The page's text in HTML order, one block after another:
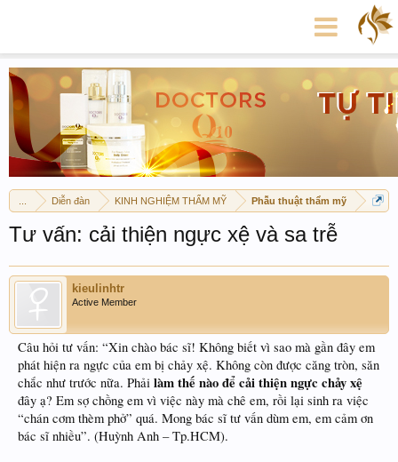
Diễn đàn KINH NGHIỆM THẨM MỸ Phẫu thuật thẩm mỹ
Tư vấn: cải thiện ngực xệ và sa trễ
kieulinhtr
Active Member
Câu hỏi tư vấn: “Xin chào bác sĩ! Không biết vì sao mà gần đây em
phát hiện ra ngực của em bị chảy xệ. Không còn được căng tròn, săn
chắc như trước nữa. Phải làm thế nào để cải thiện ngực chảy xệ
đây ạ? Em sợ chồng em vì việc này mà chê em, rồi lại sinh ra việc
“chán cơm thèm phở” quá. Mong bác sĩ tư vấn dùm em, em cảm ơn
bác sĩ nhiều”. (Huỳnh Anh – Tp.HCM).